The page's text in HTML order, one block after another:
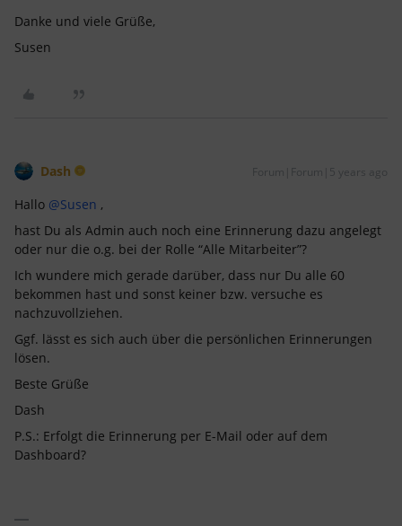
Danke und viele Grüße,
Susen
Dash Forum|Forum|5 years ago
Hallo @Susen ,
hast Du als Admin auch noch eine Erinnerung dazu angelegt
oder nur die o.g. bei der Rolle “Alle Mitarbeiter”?
Ich wundere mich gerade darüber, dass nur Du alle 60
bekommen hast und sonst keiner bzw. versuche es
nachzuvollziehen.
Ggf. lässt es sich auch über die persönlichen Erinnerungen
lösen.
Beste Grüße
Dash
P.S.: Erfolgt die Erinnerung per E-Mail oder auf dem
Dashboard?